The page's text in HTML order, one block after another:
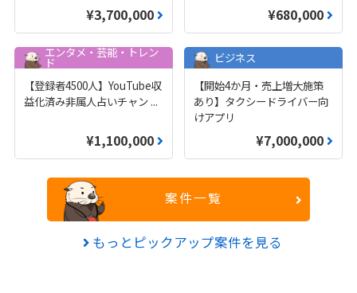
¥3,700,000 ¥680,000
エンタメ・芸能・トレン
ド
【登録者4500人】YouTube収
益化済み非属人占いチャン ...
¥1,100,000
ビジネス
【開始4か月・売上増大施策
あり】タクシードライバー向
けアプリ
¥7,000,000
案件一覧
もっとピックアップ案件を見る